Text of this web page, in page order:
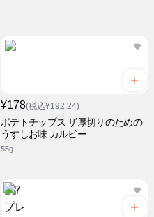
¥178(税込¥192.24)
ポテトチップス ザ厚切りのための
うすしお味 カルビー
55g